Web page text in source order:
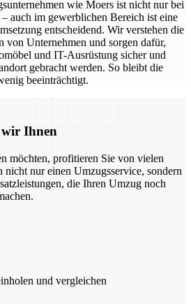
wie Moers ist nicht nur bei
auch im gewerblichen Bereich ist eine
entscheidend. Wir verstehen die
von Unternehmen und sorgen dafür,
und IT-Ausrüstung sicher und
gebracht werden. So bleibt die
beeinträchtigt.
wir Ihnen
möchten, profitieren Sie von vielen
nur einen Umzugsservice, sondern
die Ihren Umzug noch
und vergleichen